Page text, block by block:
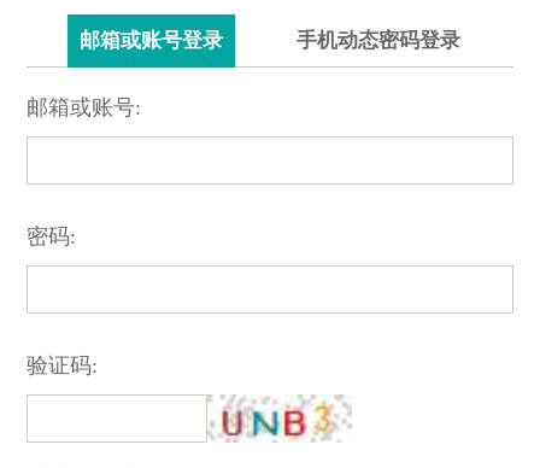
邮箱或账号登录 手机动态密码登录
邮箱或账号:
密码:
验证码: